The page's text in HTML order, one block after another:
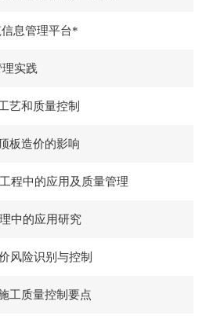
息管理平台*
实践
艺和质量控制
板造价的影响
程中的应用及质量管理
中的应用研究
风险识别与控制
工质量控制要点